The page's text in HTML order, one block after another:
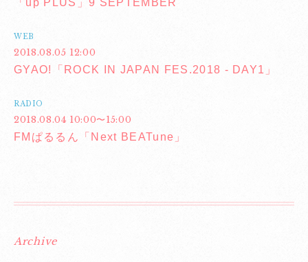
WEB
2018.08.05 12:00
GYAO!「ROCK IN JAPAN FES.2018 - DAY1」
RADIO
2018.08.04 10:00〜15:00
FMぱるるん「Next BEATune」
Archive